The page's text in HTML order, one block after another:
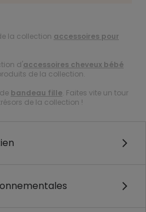
la collection accessoires pour
d'accessoires cheveux bébé
de la collection.
bandeau fille. Faites vite un tour
de la collection !